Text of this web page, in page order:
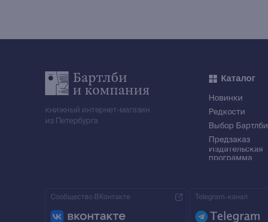
книжный интернет-магазин
из Петербурга
Каталог
Сообщество ВКонтакте
Предзаказ
Выбор Бартлби
Редкости
Новинки
Издательская
программа
Telegram-канал